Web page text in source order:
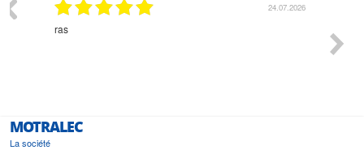
24.07.2026
ras
MOTRALEC
La société